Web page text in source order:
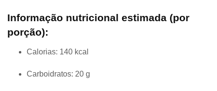
Informação nutricional estimada (por
porção):
Calorias: 140 kcal
Carboidratos: 20 g